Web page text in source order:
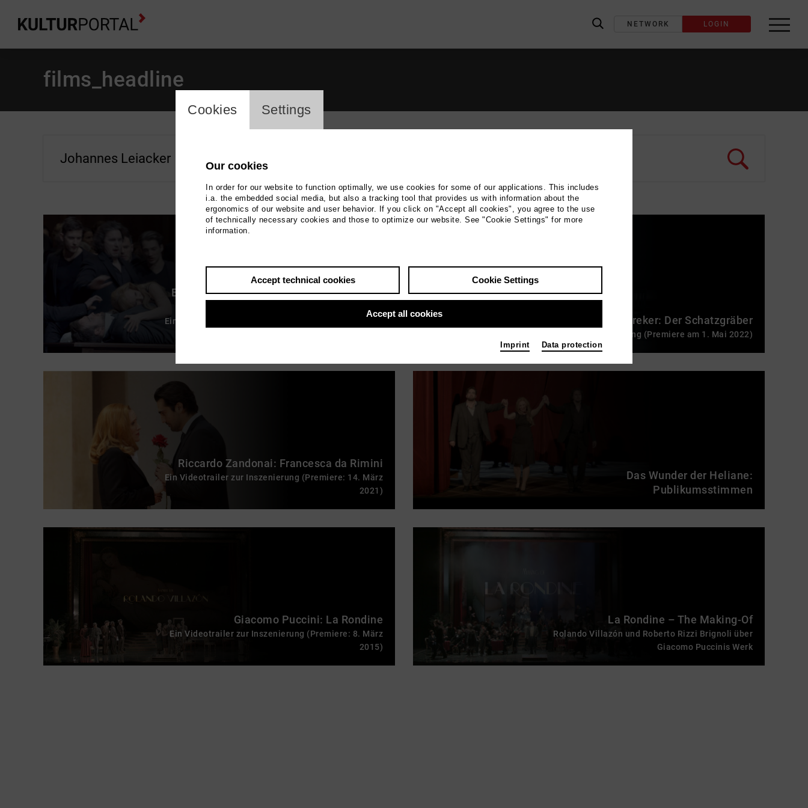
label_search
NETWORK LOGIN
films_headline
6films
Erich Wolfgang Korngold: Das Wunder der
Ein Videotrailer zur Inszenierung (Premiere: 18. März
Franz Schreker: Der Schatzgräber
Trailer zur Inszenierung (Premiere am 1. Mai 2022)
Riccardo Zandonai: Francesca da Rimini
Ein Videotrailer zur Inszenierung (Premiere: 14. März
2021)
Das Wunder der Heliane:
Publikumsstimmen
Giacomo Puccini: La Rondine
Ein Videotrailer zur Inszenierung (Premiere: 8. März
2015)
La Rondine – The Making-Of
Rolando Villazón und Roberto Rizzi Brignoli über
Giacomo Puccinis Werk
cookie_layer
Cookies Settings
Our cookies
In order for our website to function optimally, we use cookies for some of our applications. This includes
i.a. the embedded social media, but also a tracking tool that provides us with information about the
ergonomics of our website and user behavior. If you click on "Accept all cookies", you agree to the use
of technically necessary cookies and those to optimize our website. See "Cookie Settings" for more
information.
Accept technical cookies Cookie Settings
Accept all cookies
Imprint Data protection